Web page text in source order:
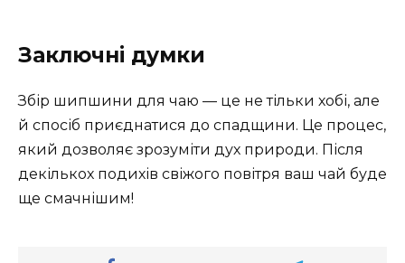
Заключні думки
Збір шипшини для чаю — це не тільки хобі, але
й спосіб приєднатися до спадщини. Це процес,
який дозволяє зрозуміти дух природи. Після
декількох подихів свіжого повітря ваш чай буде
ще смачнішим!